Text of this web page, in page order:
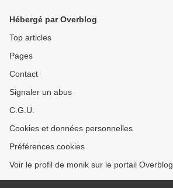
Hébergé par Overblog
Top articles
Pages
Contact
Signaler un abus
C.G.U.
Cookies et données personnelles
Préférences cookies
Voir le profil de monik sur le portail Overblog